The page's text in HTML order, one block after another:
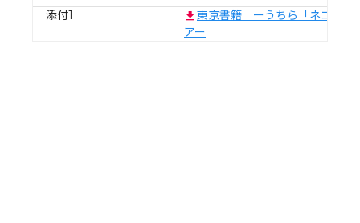
添付1
東京書籍 ーうちら「ネコの手
アー